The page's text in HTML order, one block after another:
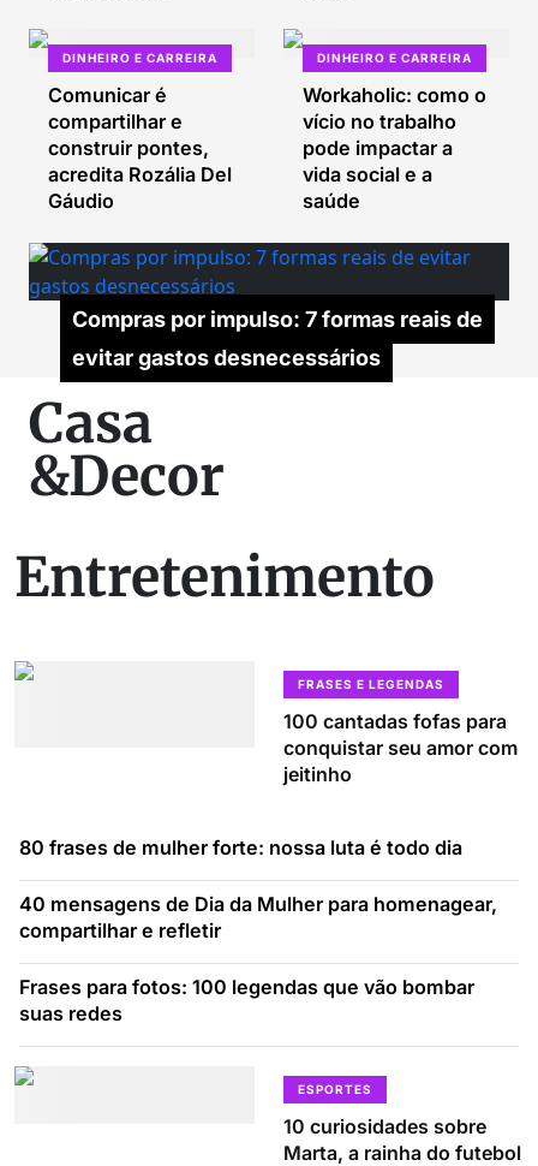
DINHEIRO E CARREIRA
Comunicar é
compartilhar e
construir pontes,
acredita Rozália Del
Gáudio
DINHEIRO E CARREIRA
Workaholic: como o
vício no trabalho
pode impactar a
vida social e a
saúde
Compras por impulso: 7 formas reais de
evitar gastos desnecessários
Casa
&Decor
Entretenimento
FRASES E LEGENDAS
100 cantadas fofas para
conquistar seu amor com
jeitinho
80 frases de mulher forte: nossa luta é todo dia
40 mensagens de Dia da Mulher para homenagear,
compartilhar e refletir
Frases para fotos: 100 legendas que vão bombar
suas redes
ESPORTES
10 curiosidades sobre
Marta, a rainha do futebol